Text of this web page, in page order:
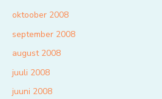
oktoober 2008
september 2008
august 2008
juuli 2008
juuni 2008